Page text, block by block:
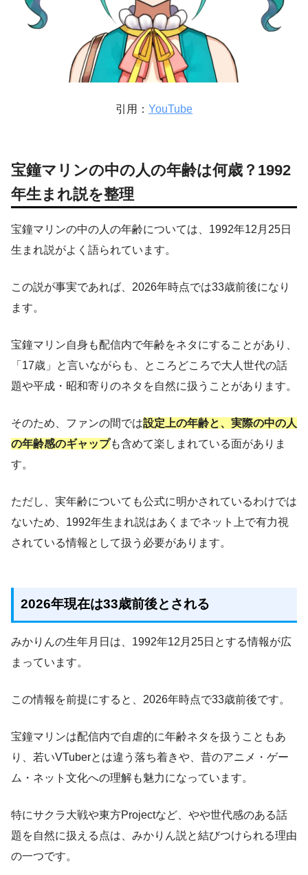
引用： YouTube
宝鐘マリンの中の人の年齢は何歳？1992
年生まれ説を整理
宝鐘マリンの中の人の年齢については、1992年12月25日
生まれ説がよく語られています。
この説が事実であれば、2026年時点では33歳前後になり
ます。
宝鐘マリン自身も配信内で年齢をネタにすることがあり、
「17歳」と言いながらも、ところどころで大人世代の話
題や平成・昭和寄りのネタを自然に扱うことがあります。
そのため、ファンの間では設定上の年齢と、実際の中の人
の年齢感のギャップも含めて楽しまれている面がありま
す。
ただし、実年齢についても公式に明かされているわけでは
ないため、1992年生まれ説はあくまでネット上で有力視
されている情報として扱う必要があります。
2026年現在は33歳前後とされる
みかりんの生年月日は、1992年12月25日とする情報が広
まっています。
この情報を前提にすると、2026年時点で33歳前後です。
宝鐘マリンは配信内で自虐的に年齢ネタを扱うこともあ
り、若いVTuberとは違う落ち着きや、昔のアニメ・ゲー
ム・ネット文化への理解も魅力になっています。
特にサクラ大戦や東方Projectなど、やや世代感のある話
題を自然に扱える点は、みかりん説と結びつけられる理由
の一つです。